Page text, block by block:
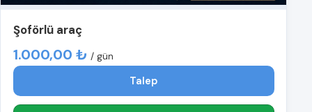
Şoförlü araç
1.000,00 ₺ / gün
Talep